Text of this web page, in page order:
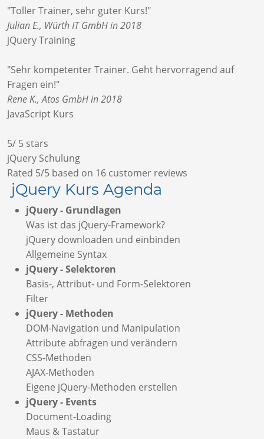
"Toller Trainer, sehr guter Kurs!"
Julian E., Würth IT GmbH in 2018
jQuery Training
"Sehr kompetenter Trainer. Geht hervorragend auf
Fragen ein!"
Rene K., Atos GmbH in 2018
JavaScript Kurs
5/ 5 stars
jQuery Schulung
Rated 5/5 based on 16 customer reviews
jQuery Kurs Agenda
jQuery - Grundlagen
Was ist das jQuery-Framework?
jQuery downloaden und einbinden
Allgemeine Syntax
jQuery - Selektoren
Basis-, Attribut- und Form-Selektoren
Filter
jQuery - Methoden
DOM-Navigation und Manipulation
Attribute abfragen und verändern
CSS-Methoden
AJAX-Methoden
Eigene jQuery-Methoden erstellen
jQuery - Events
Document-Loading
Maus & Tastatur